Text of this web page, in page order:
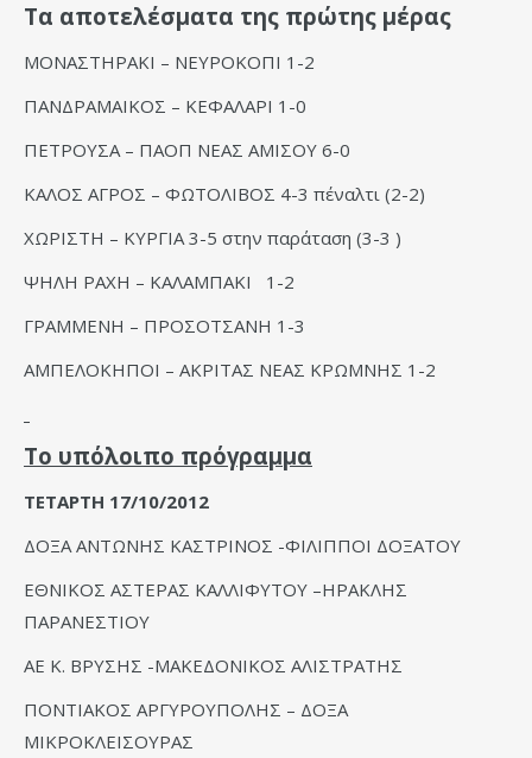
Τα αποτελέσματα της πρώτης μέρας
ΜΟΝΑΣΤΗΡΑΚΙ – ΝΕΥΡΟΚΟΠΙ 1-2
ΠΑΝΔΡΑΜΑΙΚΟΣ – ΚΕΦΑΛΑΡΙ 1-0
ΠΕΤΡΟΥΣΑ – ΠΑΟΠ ΝΕΑΣ ΑΜΙΣΟΥ 6-0
ΚΑΛΟΣ ΑΓΡΟΣ – ΦΩΤΟΛΙΒΟΣ 4-3 πέναλτι (2-2)
ΧΩΡΙΣΤΗ – ΚΥΡΓΙΑ 3-5 στην παράταση (3-3 )
ΨΗΛΗ ΡΑΧΗ – ΚΑΛΑΜΠΑΚΙ 1-2
ΓΡΑΜΜΕΝΗ – ΠΡΟΣΟΤΣΑΝΗ 1-3
ΑΜΠΕΛΟΚΗΠΟΙ – ΑΚΡΙΤΑΣ ΝΕΑΣ ΚΡΩΜΝΗΣ 1-2
Το υπόλοιπο πρόγραμμα
ΤΕΤΑΡΤΗ 17/10/2012
ΔΟΞΑ ΑΝΤΩΝΗΣ ΚΑΣΤΡΙΝΟΣ -ΦΙΛΙΠΠΟΙ ΔΟΞΑΤΟΥ
ΕΘΝΙΚΟΣ ΑΣΤΕΡΑΣ ΚΑΛΛΙΦΥΤΟΥ –ΗΡΑΚΛΗΣ
ΠΑΡΑΝΕΣΤΙΟΥ
ΑΕ Κ. ΒΡΥΣΗΣ -ΜΑΚΕΔΟΝΙΚΟΣ ΑΛΙΣΤΡΑΤΗΣ
ΠΟΝΤΙΑΚΟΣ ΑΡΓΥΡΟΥΠΟΛΗΣ – ΔΟΞΑ
ΜΙΚΡΟΚΛΕΙΣΟΥΡΑΣ